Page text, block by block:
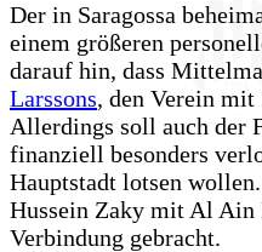
Der in Saragossa
einem größeren
darauf hin, dass
Larssons, den Verein
Allerdings soll auch der
finanziell besonders
Hauptstadt lotsen
Hussein Zaky mit Al Ain
Verbindung gebracht.